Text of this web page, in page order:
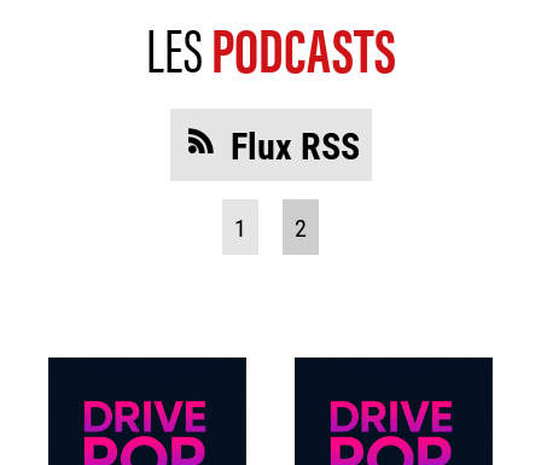
LESPODCASTS
Flux RSS
1 2